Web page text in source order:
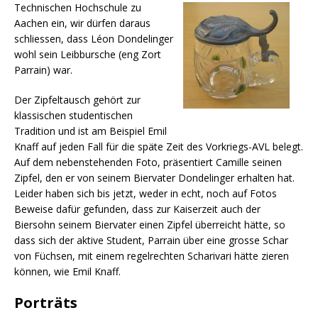
Technischen Hochschule zu
Aachen ein, wir dürfen daraus
schliessen, dass Léon Dondelinger
wohl sein Leibbursche (eng Zort
Parrain) war.
Der Zipfeltausch gehört zur
klassischen studentischen
Tradition und ist am Beispiel Emil
Knaff auf jeden Fall für die späte Zeit des Vorkriegs-AVL belegt.
Auf dem nebenstehenden Foto, präsentiert Camille seinen
Zipfel, den er von seinem Biervater Dondelinger erhalten hat.
Leider haben sich bis jetzt, weder in echt, noch auf Fotos
Beweise dafür gefunden, dass zur Kaiserzeit auch der
Biersohn seinem Biervater einen Zipfel überreicht hätte, so
dass sich der aktive Student, Parrain über eine grosse Schar
von Füchsen, mit einem regelrechten Scharivari hätte zieren
können, wie Emil Knaff.
Porträts